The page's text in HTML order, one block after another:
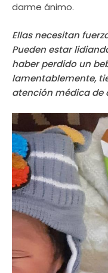
darme ánimo.
Ellas necesitan
Pueden estar
haber perdido un
lamentablemente,
atención médica de